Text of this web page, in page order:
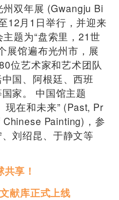
双年展 (Gwangju Bi
12月1日举行，并迎来
题为“盘索里，21世
展馆遍布光州市，展
位艺术家和艺术团队
国、阿根廷、西班
家。 中国馆主题
现在和未来” (Past, Pr
Painting)，参
刘绍昆、于静文等
共享！
献库正式上线